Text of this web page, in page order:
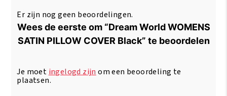
Er zijn nog geen beoordelingen.
Wees de eerste om “Dream World WOMENS
SATIN PILLOW COVER Black” te beoordelen
Je moet ingelogd zijn om een beoordeling te
plaatsen.